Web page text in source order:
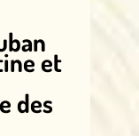
et
des